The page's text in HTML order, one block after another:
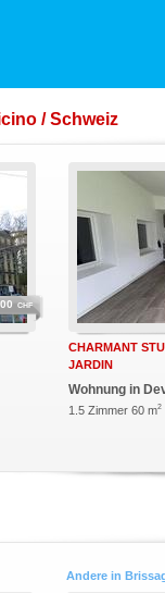
/ Schweiz
CHF
CHARMANT
JARDIN
Wohnung in
1.5 Zimmer 60 m2
Andere in